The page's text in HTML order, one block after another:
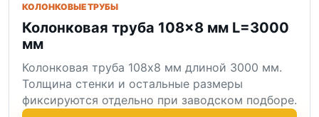
КОЛОНКОВЫЕ ТРУБЫ
Колонковая труба 108×8 мм L=3000
мм
Колонковая труба 108x8 мм длиной 3000 мм.
Толщина стенки и остальные размеры
фиксируются отдельно при заводском подборе.